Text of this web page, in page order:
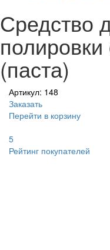
Средство
(паста)
Артикул: 148
Заказать
Перейти в корзину
5
Рейтинг покупателей